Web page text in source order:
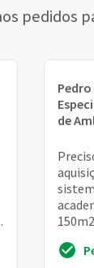
pedidos
de